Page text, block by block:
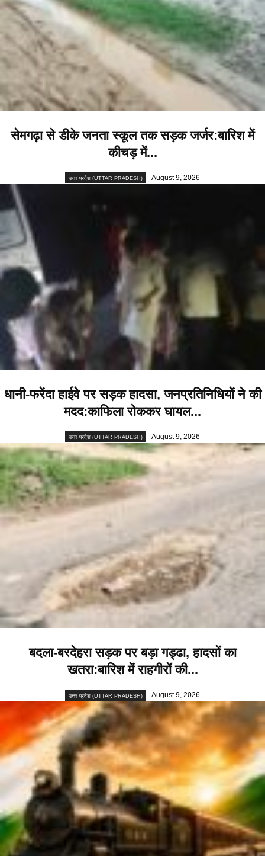
सेमगढ़ा से डीके जनता स्कूल तक सड़क जर्जर:बारिश में
कीचड़ में...
उत्तर प्रदेश (UTTAR PRADESH) August 9, 2026
धानी-फरेंदा हाईवे पर सड़क हादसा, जनप्रतिनिधियों ने की
मदद:काफिला रोककर घायल...
उत्तर प्रदेश (UTTAR PRADESH) August 9, 2026
बदला-बरदेहरा सड़क पर बड़ा गड्ढा, हादसों का
खतरा:बारिश में राहगीरों की...
उत्तर प्रदेश (UTTAR PRADESH) August 9, 2026